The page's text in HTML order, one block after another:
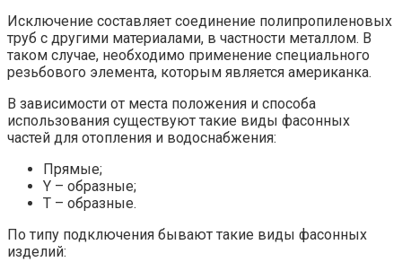
Исключение составляет соединение полипропиленовых
труб с другими материалами, в частности металлом. В
таком случае, необходимо применение специального
резьбового элемента, которым является американка.
В зависимости от места положения и способа
использования существуют такие виды фасонных
частей для отопления и водоснабжения:
Прямые;
Y – образные;
T – образные.
По типу подключения бывают такие виды фасонных
изделий: